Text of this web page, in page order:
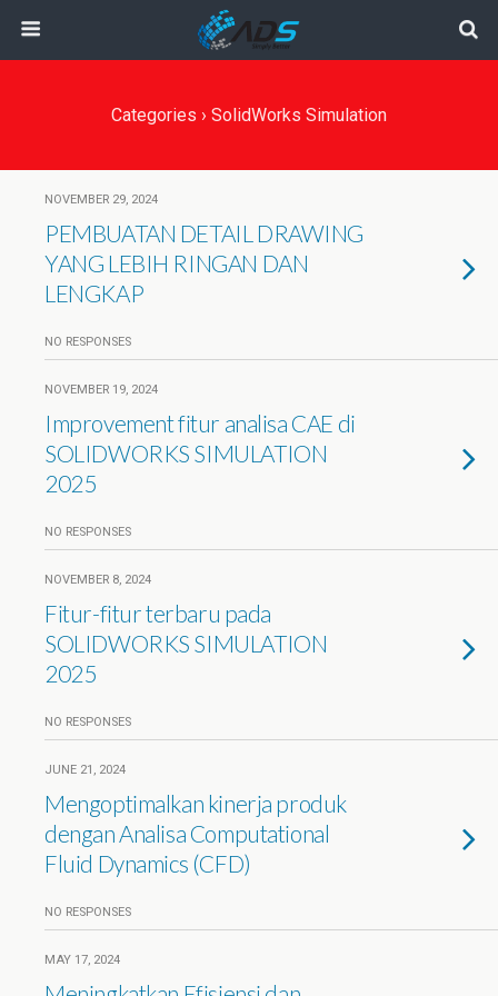
Categories › SolidWorks Simulation
NOVEMBER 29, 2024
PEMBUATAN DETAIL DRAWING
YANG LEBIH RINGAN DAN
LENGKAP
NO RESPONSES
NOVEMBER 19, 2024
Improvement fitur analisa CAE di
SOLIDWORKS SIMULATION
2025
NO RESPONSES
NOVEMBER 8, 2024
Fitur-fitur terbaru pada
SOLIDWORKS SIMULATION
2025
NO RESPONSES
JUNE 21, 2024
Mengoptimalkan kinerja produk
dengan Analisa Computational
Fluid Dynamics (CFD)
NO RESPONSES
MAY 17, 2024